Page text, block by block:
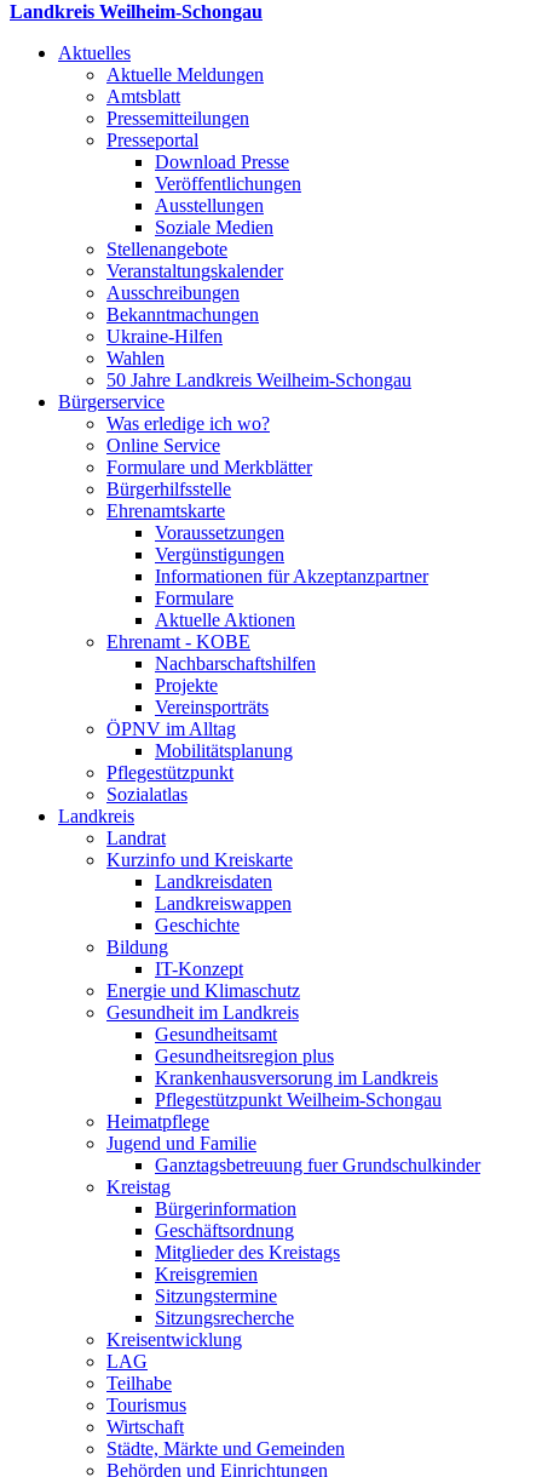
Landkreis Weilheim-Schongau
Aktuelles
Aktuelle Meldungen
Amtsblatt
Pressemitteilungen
Presseportal
Download Presse
Veröffentlichungen
Ausstellungen
Soziale Medien
Stellenangebote
Veranstaltungskalender
Ausschreibungen
Bekanntmachungen
Ukraine-Hilfen
Wahlen
50 Jahre Landkreis Weilheim-Schongau
Bürgerservice
Was erledige ich wo?
Online Service
Formulare und Merkblätter
Bürgerhilfsstelle
Ehrenamtskarte
Voraussetzungen
Vergünstigungen
Informationen für Akzeptanzpartner
Formulare
Aktuelle Aktionen
Ehrenamt - KOBE
Nachbarschaftshilfen
Projekte
Vereinsporträts
ÖPNV im Alltag
Mobilitätsplanung
Pflegestützpunkt
Sozialatlas
Landkreis
Landrat
Kurzinfo und Kreiskarte
Landkreisdaten
Landkreiswappen
Geschichte
Bildung
IT-Konzept
Energie und Klimaschutz
Gesundheit im Landkreis
Gesundheitsamt
Gesundheitsregion plus
Krankenhausversorung im Landkreis
Pflegestützpunkt Weilheim-Schongau
Heimatpflege
Jugend und Familie
Ganztagsbetreuung fuer Grundschulkinder
Kreistag
Bürgerinformation
Geschäftsordnung
Mitglieder des Kreistags
Kreisgremien
Sitzungstermine
Sitzungsrecherche
Kreisentwicklung
LAG
Teilhabe
Tourismus
Wirtschaft
Städte, Märkte und Gemeinden
Behörden und Einrichtungen